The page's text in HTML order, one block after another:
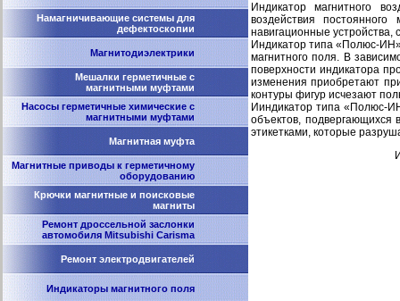
Намагничивающие системы для
дефектоскопии
Магнитодиэлектрики
Мешалки герметичные с
магнитными муфтами
Насосы герметичные химические с
магнитными муфтами
Магнитная муфта
Магнитные приводы к герметичному
оборудованию
Крючки магнитные и поисковые
магниты
Ремонт дроссельной заслонки
автомобиля Mitsubishi Carisma
Ремонт электродвигателей
Индикаторы магнитного поля
Индикатор магнитного
воздействия
навигационные устройства,
Индикатор типа «Полюс-
магнитного поля. В
поверхности индикатора
изменения приобретают
контуры фигур исчезают
Ииндикатор типа «Полюс-
объектов,
этикетками, которые